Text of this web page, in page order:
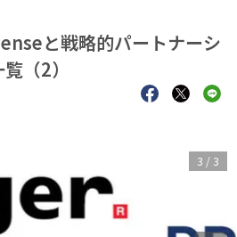
と戦略的パートナーシ
（2）
3 / 3